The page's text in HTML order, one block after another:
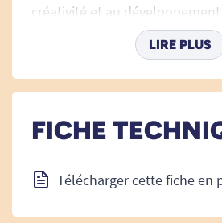
créativité et au développement
compétences, tout en
l’environnement. Grâce à ses
colorées(jaune, rose, violet), il
l’infini, en solo ou à plusieurs.
construire une maison, une
possible sans colle ni fixation.
LIRE PLUS
FICHE
Télécharger cette fiche en